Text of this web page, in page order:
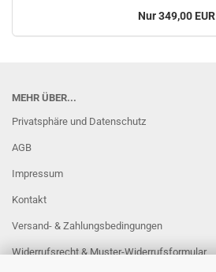
Nur 349,00 EUR
MEHR ÜBER...
Privatsphäre und Datenschutz
AGB
Impressum
Kontakt
Versand- & Zahlungsbedingungen
Widerrufsrecht & Muster-Widerrufsformular